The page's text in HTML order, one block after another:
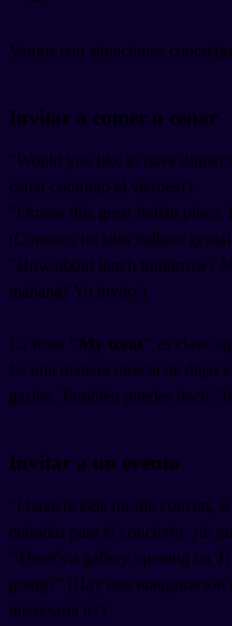
Vamos con situaciones
Invitar a comer o cenar
"Would you like to have dinner
cenar conmigo el viernes?)
"I know this great Italian place.
(Conozco un sitio italiano
"How about lunch tomorrow?
mañana? Yo invito.)
La frase "My treat" es clave
Es una manera directa de dejar
gastos. También puedes decir
Invitar a un evento
"I have tickets for the concert,
entradas para el concierto, ¿te
"There's a gallery opening on
going?" (Hay una inauguración
interesaría ir?)